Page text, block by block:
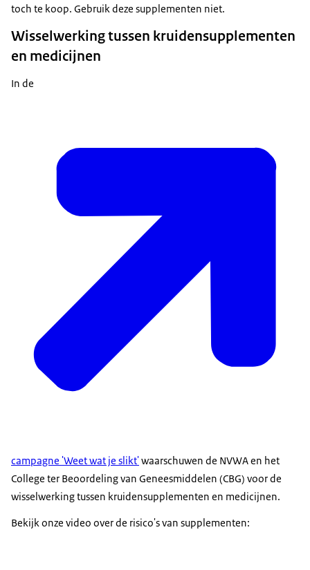
toch te koop. Gebruik deze supplementen niet.
Wisselwerking tussen kruidensupplementen
en medicijnen
In de
campagne 'Weet wat je slikt'waarschuwen de NVWA en het
College ter Beoordeling van Geneesmiddelen (CBG) voor de
wisselwerking tussen kruidensupplementen en medicijnen.
Bekijk onze video over de risico's van supplementen: